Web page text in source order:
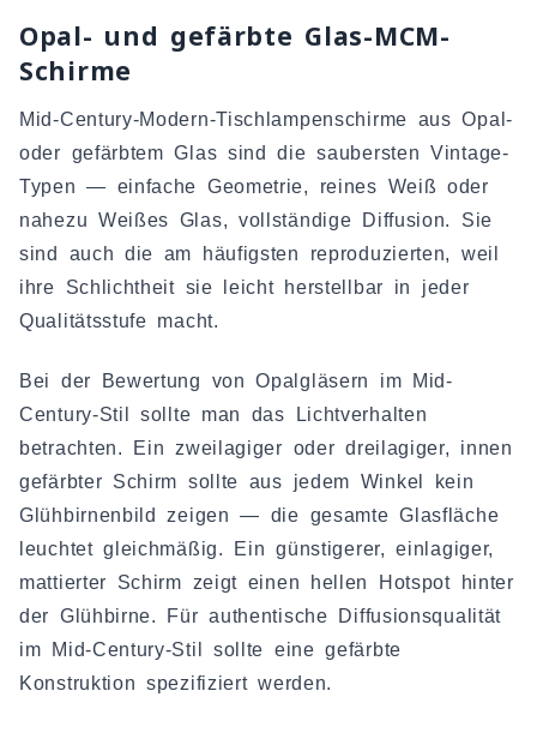
Opal- und gefärbte Glas-MCM-
Schirme
Mid-Century-Modern-Tischlampenschirme aus Opal-
oder gefärbtem Glas sind die saubersten Vintage-
Typen — einfache Geometrie, reines Weiß oder
nahezu Weißes Glas, vollständige Diffusion. Sie
sind auch die am häufigsten reproduzierten, weil
ihre Schlichtheit sie leicht herstellbar in jeder
Qualitätsstufe macht.
Bei der Bewertung von Opalgläsern im Mid-
Century-Stil sollte man das Lichtverhalten
betrachten. Ein zweilagiger oder dreilagiger, innen
gefärbter Schirm sollte aus jedem Winkel kein
Glühbirnenbild zeigen — die gesamte Glasfläche
leuchtet gleichmäßig. Ein günstigerer, einlagiger,
mattierter Schirm zeigt einen hellen Hotspot hinter
der Glühbirne. Für authentische Diffusionsqualität
im Mid-Century-Stil sollte eine gefärbte
Konstruktion spezifiziert werden.